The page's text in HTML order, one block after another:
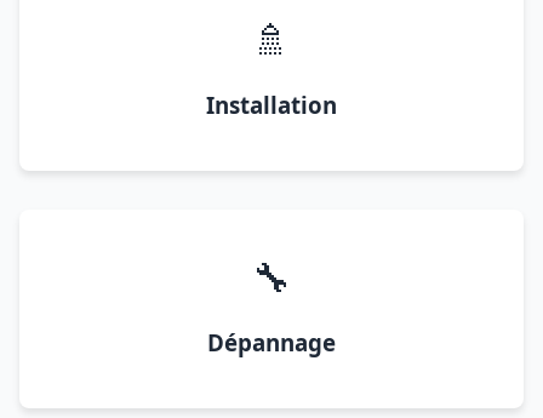
🚿
Installation
🔧
Dépannage